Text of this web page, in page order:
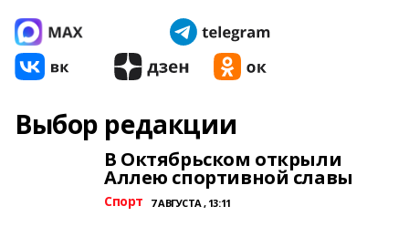
Выбор редакции
В Октябрьском открыли
Аллею спортивной славы
Спорт 7 АВГУСТА , 13:11